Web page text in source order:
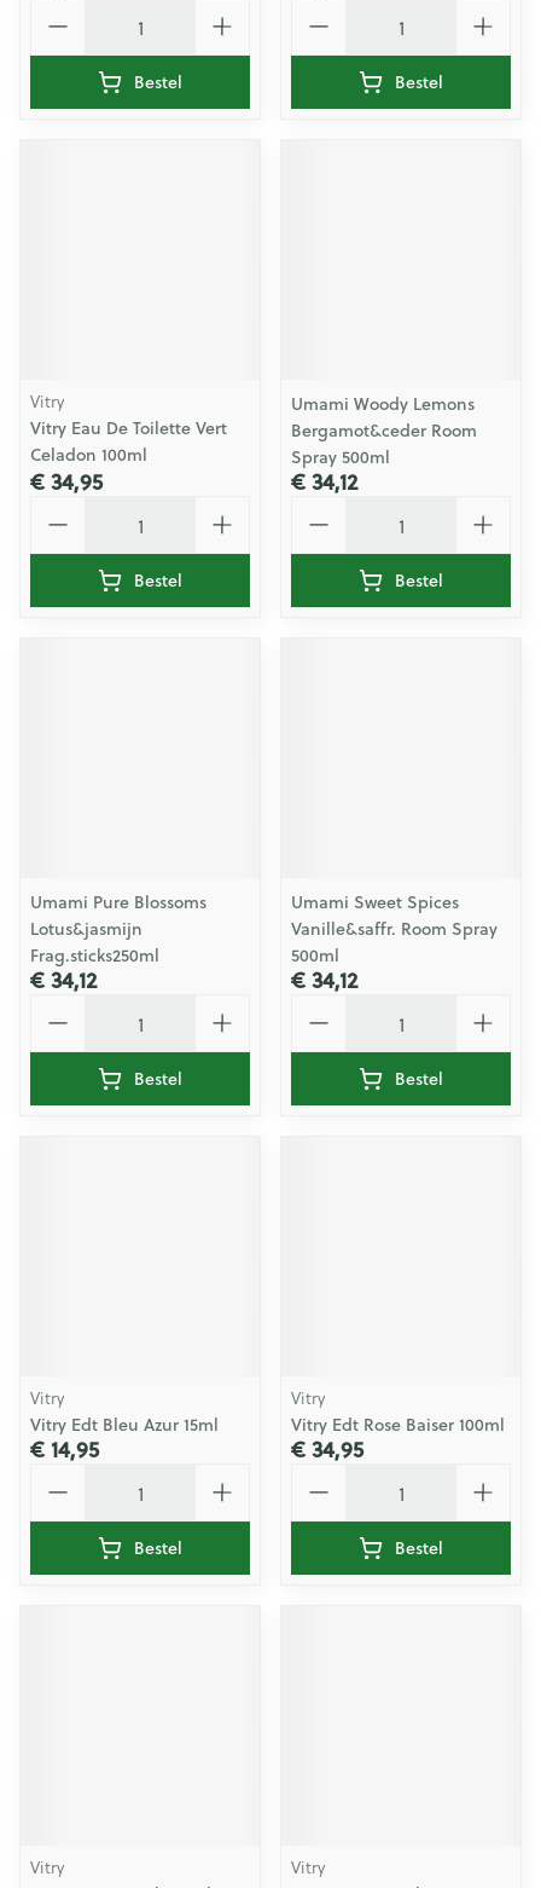
Bestel Bestel
Vitry
Vitry Eau De Toilette Vert
Celadon 100ml
€ 34,95
Bestel
Umami Woody Lemons
Bergamot&ceder Room
Spray 500ml
€ 34,12
Bestel
Umami Pure Blossoms
Lotus&jasmijn
Frag.sticks250ml
€ 34,12
Bestel
Umami Sweet Spices
Vanille&saffr. Room Spray
500ml
€ 34,12
Bestel
Vitry
Vitry Edt Bleu Azur 15ml
€ 14,95
Bestel
Vitry
Vitry Edt Rose Baiser 100ml
€ 34,95
Bestel
Vitry Vitry